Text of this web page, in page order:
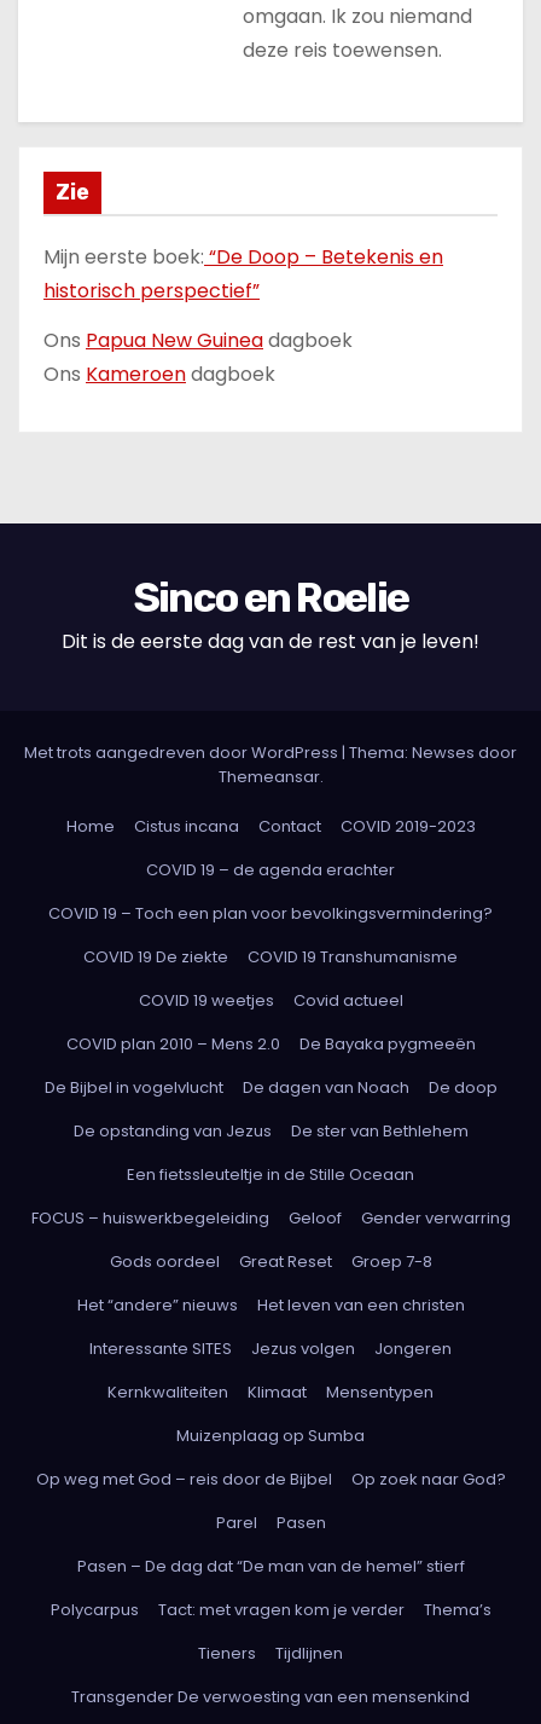
omgaan. Ik zou niemand
deze reis toewensen.
Zie
Mijn eerste boek: “De Doop – Betekenis en
historisch perspectief”
Ons Papua New Guineadagboek
Ons Kameroendagboek
Sinco en Roelie
Dit is de eerste dag van de rest van je leven!
Met trots aangedreven door WordPress | Thema: Newses door
Themeansar.
Home Cistus incana Contact
COVID 2019-2023
COVID 19 – de agenda erachter
COVID 19 – Toch een plan voor bevolkingsvermindering?
COVID 19 De ziekte
COVID 19 Transhumanisme
COVID 19 weetjes
Covid actueel
COVID plan 2010 – Mens 2.0
De Bayaka pygmeeën
De Bijbel in vogelvlucht
De dagen van Noach
De doop
De opstanding van Jezus
De ster van Bethlehem
Een fietssleuteltje in de Stille Oceaan
FOCUS – huiswerkbegeleiding
Geloof
Gender verwarring
Gods oordeel
Great Reset
Groep 7-8
Het “andere” nieuws
Het leven van een christen
Interessante SITES
Jezus volgen
Jongeren
Kernkwaliteiten
Klimaat
Mensentypen
Muizenplaag op Sumba
Op weg met God – reis door de Bijbel
Op zoek naar God?
Parel
Pasen
Pasen – De dag dat “De man van de hemel” stierf
Polycarpus
Tact: met vragen kom je verder
Thema’s
Tieners
Tijdlijnen
Transgender De verwoesting van een mensenkind